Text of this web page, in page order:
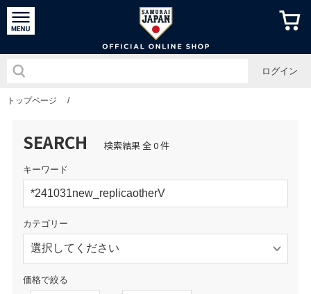
侍ジャパ
ログイン
トップページ /
SEARCH 検索結果 全 0 件
キーワード
カテゴリー
価格で絞る